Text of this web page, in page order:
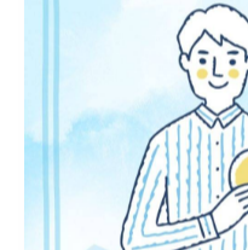
利用できる相談ダイヤ
なります。万が一のと
茨城県で不安
法とは